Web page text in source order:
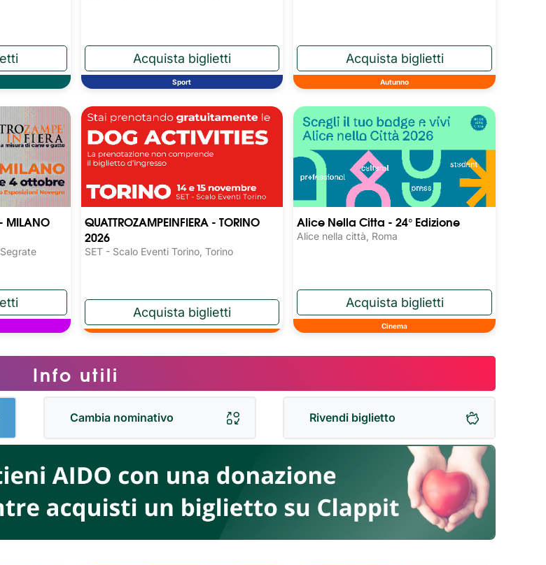
Sport Autunno
MILANO
QUATTROZAMPEINFIERA - TORINO
2026
SET - Scalo Eventi Torino, Torino
Alice Nella Citta - 24° Edizione
Alice nella città, Roma
Cinema
Info utili
Cambia nominativo Rivendi biglietto